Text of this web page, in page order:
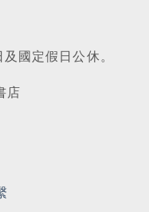
國定假日公休。
店